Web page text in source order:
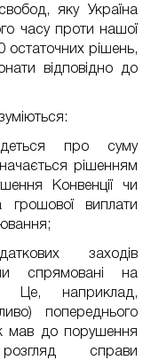
яку Україна
часу проти нашої
рішень,
відповідно до
про суму
рішенням
Конвенції чи
виплати
заходів
спрямовані на
Це, наприклад,
попереднього
мав до порушення
справи